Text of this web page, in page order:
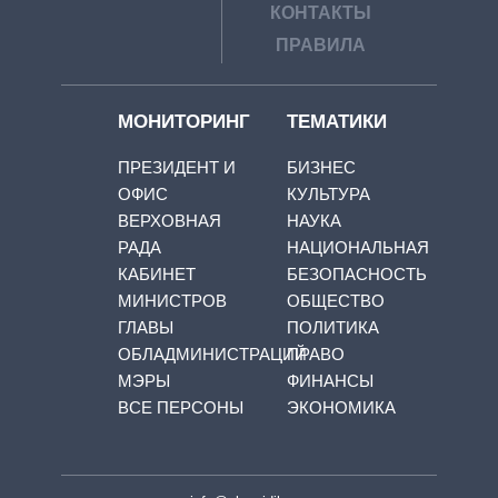
КОНТАКТЫ
ПРАВИЛА
МОНИТОРИНГ
ПРЕЗИДЕНТ И
ОФИС
ВЕРХОВНАЯ
РАДА
КАБИНЕТ
МИНИСТРОВ
ГЛАВЫ
ОБЛАДМИНИСТРАЦИЙ
МЭРЫ
ВСЕ ПЕРСОНЫ
ТЕМАТИКИ
БИЗНЕС
КУЛЬТУРА
НАУКА
НАЦИОНАЛЬНАЯ
БЕЗОПАСНОСТЬ
ОБЩЕСТВО
ПОЛИТИКА
ПРАВО
ФИНАНСЫ
ЭКОНОМИКА